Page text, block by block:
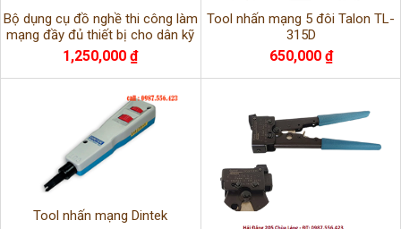
Bộ dụng cụ đồ nghề thi công làm
mạng đầy đủ thiết bị cho dân kỹ
thuật Samzhe SZ110
1,250,000 ₫
Tool nhấn mạng 5 đôi Talon TL-
315D
650,000 ₫
Tool nhấn mạng Dintek